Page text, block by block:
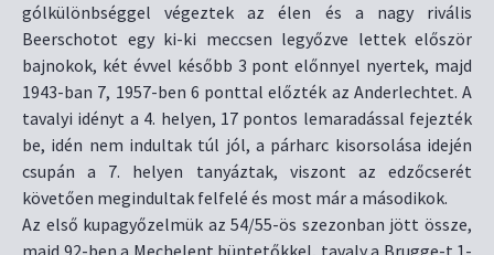
gólkülönbséggel végeztek az élen és a nagy rivális
Beerschotot egy ki-ki meccsen legyőzve lettek először
bajnokok, két évvel később 3 pont előnnyel nyertek, majd
1943-ban 7, 1957-ben 6 ponttal előzték az Anderlechtet. A
tavalyi idényt a 4. helyen, 17 pontos lemaradással fejezték
be, idén nem indultak túl jól, a párharc kisorsolása idején
csupán a 7. helyen tanyáztak, viszont az edzőcserét
követően megindultak felfelé és most már a másodikok.
Az első kupagyőzelmük az 54/55-ös szezonban jött össze,